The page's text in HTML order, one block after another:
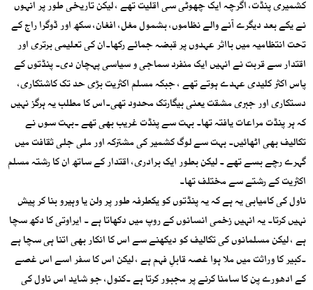
کشمیری پنڈت، اگرچہ ایک چھوٹی سی اقلیت تھے ، لیکن تاریخی طور پر انہوں
نے یکے بعد دیگرے آنے والے نظاموں، بشمول مغل، افغان، سکھ اور ڈوگرا راج کے
تحت انتظامیہ میں بااثر عہدوں پر قبضہ جمائے رکھا۔ان کی تعلیمی برتری اور
اقتدار سے قربت نے انہیں ایک منفرد سماجی و سیاسی پہچان دی۔ پنڈتوں کے
پاس اکثر کلیدی عہدے ہوتے تھے ، جبکہ مسلم اکثریت بڑی حد تک کاشتکاری،
دستکاری اور جبری مشقت یعنی بیگارتک محدود تھی۔اس کا مطلب یہ ہرگز نہیں
کہ ہر پنڈت مراعات یافتہ تھا۔ بہت سے پنڈت غریب بھی تھے ۔بہت سوں نے
تکالیف بھی اٹھائیں۔ بہت سے لوگ کشمیر کی مشترکہ اور ملی جلی ثقافت میں
گہرے رچے بسے تھے ۔ لیکن بطور ایک برادری، اقتدار کے ساتھ ان کا رشتہ مسلم
اکثریت کے رشتے سے مختلف تھا۔
ناول کی کامیابی یہ ہے کہ یہ پنڈتوں کو یکطرفہ طور پر ولن یا وہیرو بنا کر پیش
نہیں کرتا۔ یہ انہیں زخمی انسانوں کے روپ میں دکھاتا ہے ۔ ایراوتی کا دکھ سچا
ہے ، لیکن مسلمانوں کی تکالیف کو دیکھنے سے اس کا انکار بھی اتنا ہی سچا ہے
۔کبیر کا وراثت میں ملا ہوا غصہ قابلِ فہم ہے ، لیکن اس کا سفر اسے اس غصے
کے ادھورے پن کا سامنا کرنے پر مجبور کرتا ہے ۔کنول، جو شاید اس ناول کی